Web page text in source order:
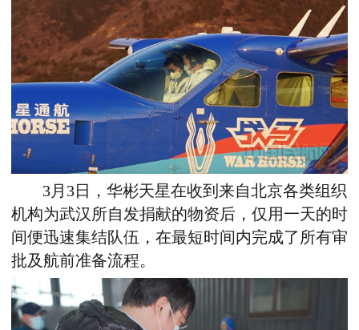
3月3日，华彬天星在收到来自北京各类组织
机构为武汉所自发捐献的物资后，仅用一天的时
间便迅速集结队伍，在最短时间内完成了所有审
批及航前准备流程。